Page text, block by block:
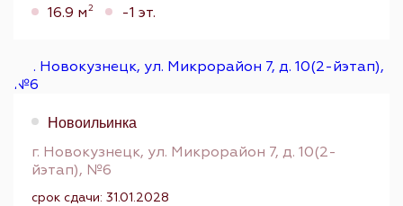
16.9 м2 -1 эт.
Новоильинка
г. Новокузнецк, ул. Микрорайон 7, д. 10(2-
йэтап), №6
срок сдачи: 31.01.2028